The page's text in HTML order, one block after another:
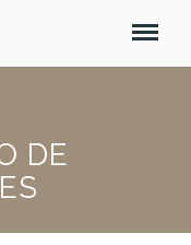
DE